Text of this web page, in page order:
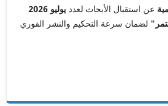
عن استقبال الأبحاث لعدد يوليو 2026
لضمان سرعة التحكيم والنشر الفوري